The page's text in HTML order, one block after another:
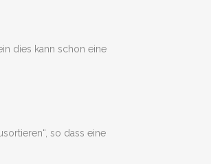
dies kann schon eine
so dass eine